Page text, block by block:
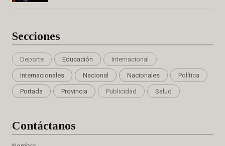
Secciones
Deporte Educación Internacional
Internacionales Nacional Nacionales Política
Portada Provincia Publicidad Salud
Contáctanos